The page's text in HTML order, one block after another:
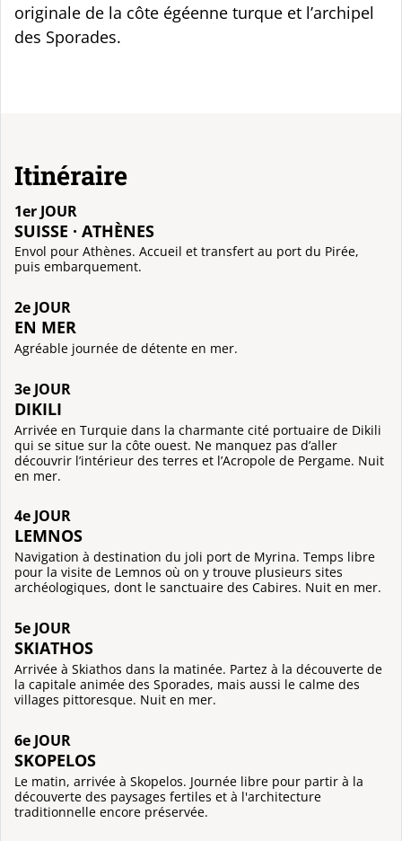
originale de la côte égéenne turque et l’archipel
des Sporades.
Itinéraire
1er JOUR
SUISSE · ATHÈNES
Envol pour Athènes. Accueil et transfert au port du Pirée,
puis embarquement.
2e JOUR
EN MER
Agréable journée de détente en mer.
3e JOUR
DIKILI
Arrivée en Turquie dans la charmante cité portuaire de Dikili
qui se situe sur la côte ouest. Ne manquez pas d’aller
découvrir l’intérieur des terres et l’Acropole de Pergame. Nuit
en mer.
4e JOUR
LEMNOS
Navigation à destination du joli port de Myrina. Temps libre
pour la visite de Lemnos où on y trouve plusieurs sites
archéologiques, dont le sanctuaire des Cabires. Nuit en mer.
5e JOUR
SKIATHOS
Arrivée à Skiathos dans la matinée. Partez à la découverte de
la capitale animée des Sporades, mais aussi le calme des
villages pittoresque. Nuit en mer.
6e JOUR
SKOPELOS
Le matin, arrivée à Skopelos. Journée libre pour partir à la
découverte des paysages fertiles et à l'architecture
traditionnelle encore préservée.